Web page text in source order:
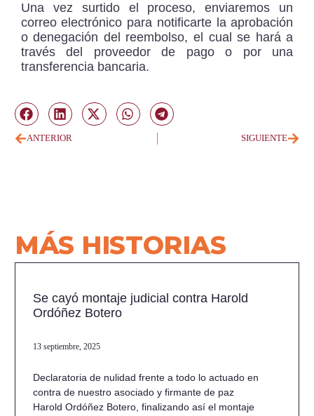
Una vez surtido el proceso, enviaremos un
correo electrónico para notificarte la aprobación
o denegación del reembolso, el cual se hará a
través del proveedor de pago o por una
transferencia bancaria.
ANTERIOR SIGUIENTE
MÁS HISTORIAS
Se cayó montaje judicial contra Harold
Ordóñez Botero
13 septiembre, 2025
Declaratoria de nulidad frente a todo lo actuado en
contra de nuestro asociado y firmante de paz
Harold Ordóñez Botero, finalizando así el montaje